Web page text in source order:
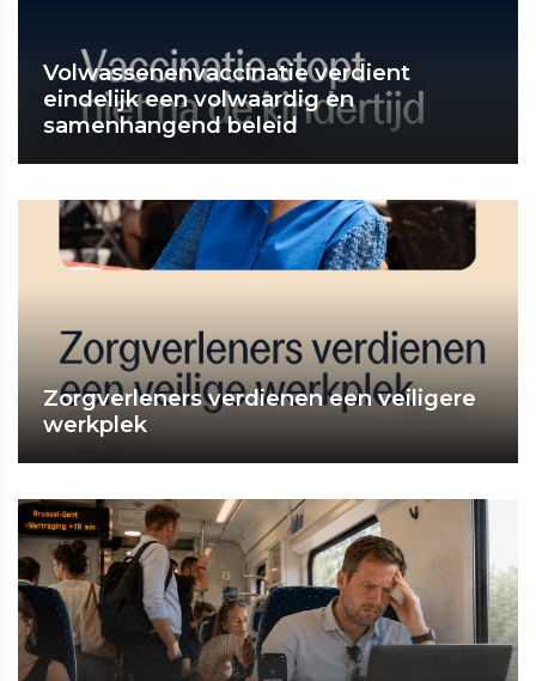
Volwassenenvaccinatie verdient
eindelijk een volwaardig en
samenhangend beleid
Zorgverleners verdienen een veiligere
werkplek